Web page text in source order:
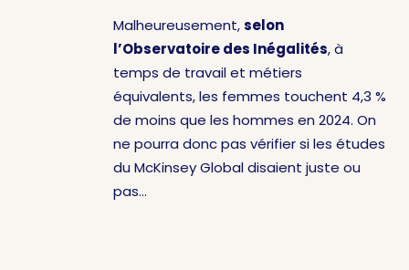
Malheureusement,selon
l’Observatoire des Inégalités, à
temps de travail et métiers
équivalents, les femmes touchent 4,3 %
de moins que les hommes en 2024. On
ne pourra donc pas vérifier si les études
du McKinsey Global disaient juste ou
pas…